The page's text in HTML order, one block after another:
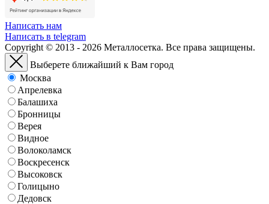
Написать нам
Написать в telegram
Copyright © 2013 - 2026 Металлосетка. Все права защищены.
Выберете ближайший к Вам город
Москва
Апрелевка
Балашиха
Бронницы
Верея
Видное
Волоколамск
Воскресенск
Высоковск
Голицыно
Дедовск